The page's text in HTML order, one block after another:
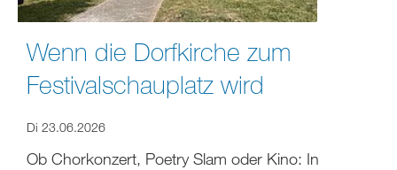
Wenn die Dorfkirche zum
Festivalschauplatz wird
Di 23.06.2026
Ob Chorkonzert, Poetry Slam oder Kino: In